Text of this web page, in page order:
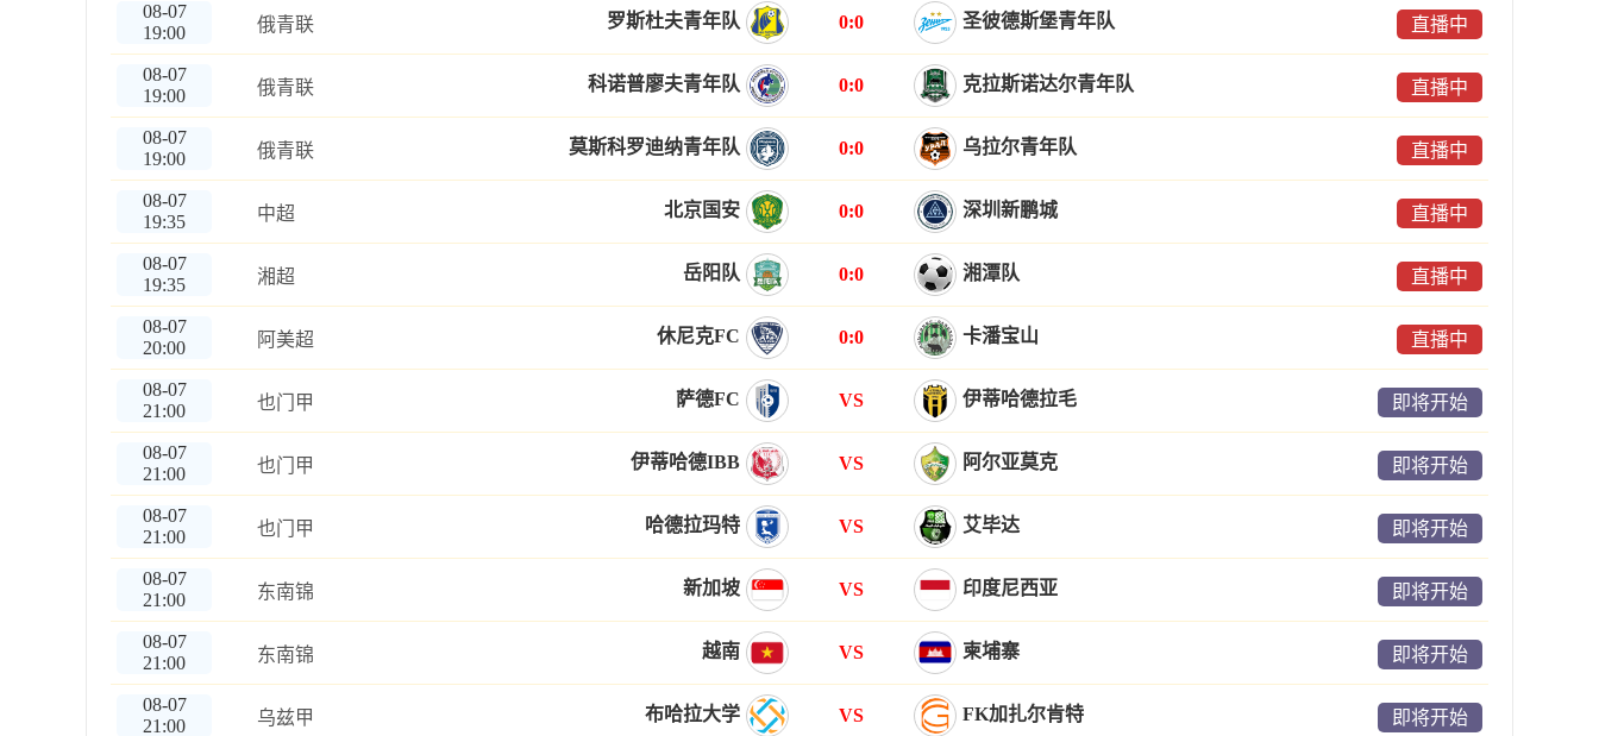
08-07
19:00
俄青联 罗斯杜夫青年队 0:0 圣彼德斯堡青年队 直播中
08-07
19:00
俄青联 科诺普廖夫青年队 0:0 克拉斯诺达尔青年队 直播中
08-07
19:00
俄青联 莫斯科罗迪纳青年队 0:0 乌拉尔青年队 直播中
08-07
19:35
中超 北京国安 0:0 深圳新鹏城 直播中
08-07
19:35
湘超 岳阳队 0:0 湘潭队 直播中
08-07
20:00
阿美超 休尼克FC 0:0 卡潘宝山 直播中
08-07
21:00
也门甲 萨德FC VS 伊蒂哈德拉毛 即将开始
08-07
21:00
也门甲 伊蒂哈德IBB VS 阿尔亚莫克 即将开始
08-07
21:00
也门甲 哈德拉玛特 VS 艾毕达 即将开始
08-07
21:00
东南锦 新加坡 VS 印度尼西亚 即将开始
08-07
21:00
东南锦 越南 VS 柬埔寨 即将开始
08-07
21:00
乌兹甲 布哈拉大学 VS FK加扎尔肯特 即将开始